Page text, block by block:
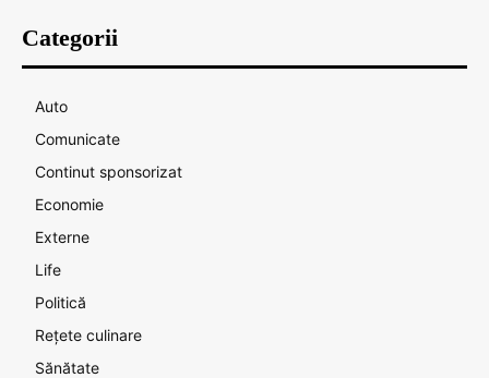
Categorii
Auto
Comunicate
Continut sponsorizat
Economie
Externe
Life
Politică
Rețete culinare
Sănătate